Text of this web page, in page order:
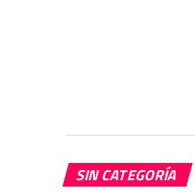
SIN CATEGORÍA